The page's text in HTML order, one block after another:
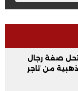
صفة رجال
من تاجر